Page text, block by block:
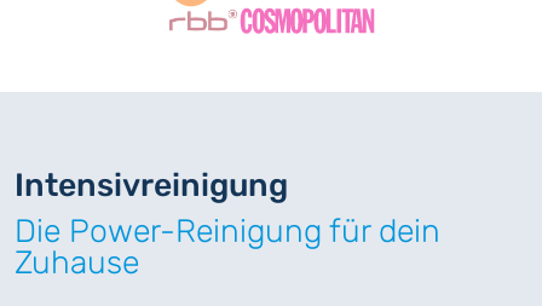
Intensiv­reinigung
Die Power-Reinigung für dein
Zuhause